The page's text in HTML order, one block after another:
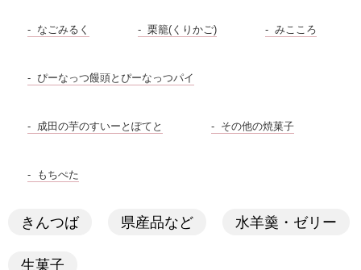
なごみるく 栗籠(くりかご) みこころ
ぴーなっつ饅頭とぴーなっつパイ
成田の芋のすいーとぽてと その他の焼菓子
もちぺた
きんつば 県産品など 水羊羹・ゼリー
生菓子